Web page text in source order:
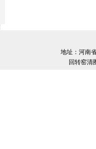
地址：河南
回转窑清